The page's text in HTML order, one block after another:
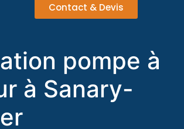
Contact & Devis
pompe à
à Sanary-